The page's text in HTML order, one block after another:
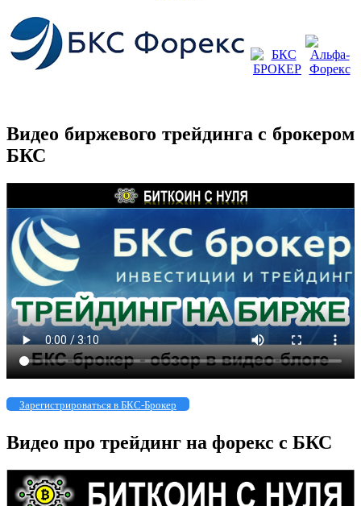
Видео биржевого трейдинга с брокером
БКС
Зарегистрироваться в БКС-Брокер
Видео про трейдинг на форекс с БКС